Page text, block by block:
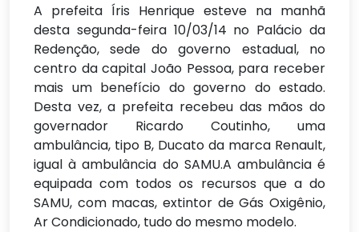
A prefeita Íris Henrique esteve na manhã
desta segunda-feira 10/03/14 no Palácio da
Redenção, sede do governo estadual, no
centro da capital João Pessoa, para receber
mais um benefício do governo do estado.
Desta vez, a prefeita recebeu das mãos do
governador Ricardo Coutinho, uma
ambulância, tipo B, Ducato da marca Renault,
igual à ambulância do SAMU.A ambulância é
equipada com todos os recursos que a do
SAMU, com macas, extintor de Gás Oxigênio,
Ar Condicionado, tudo do mesmo modelo.